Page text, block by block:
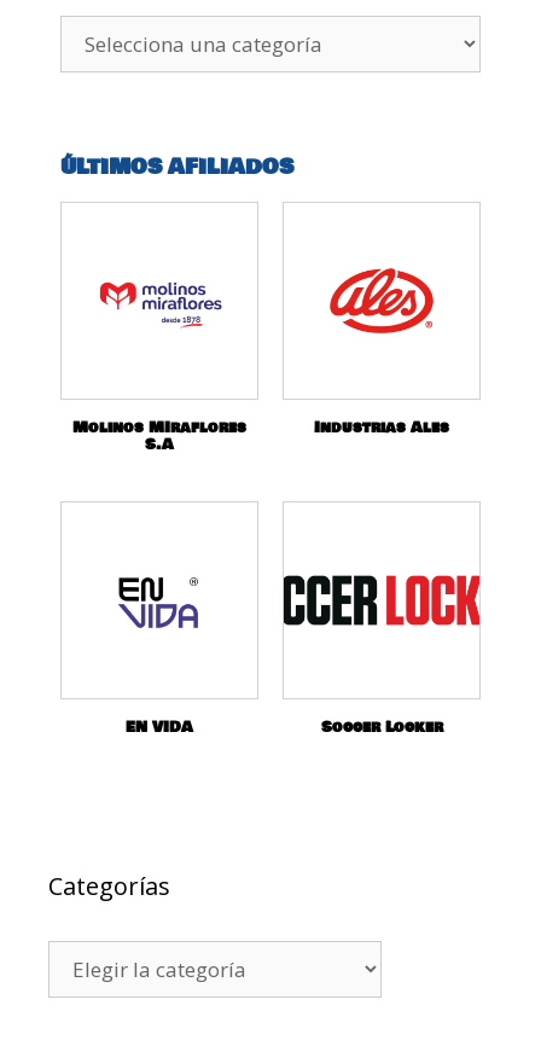
ÚLTIMOS AFILIADOS
Molinos MIraflores
S.A
Industrias Ales
EN VIDA Soccer Locker
Categorías